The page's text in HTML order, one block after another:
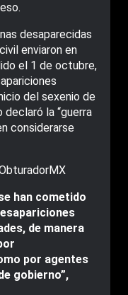
desaparecidas
enviaron en
el 1 de octubre,
del sexenio de
declaró la “guerra
considerarse
han cometido
de manera
por agentes
gobierno”,